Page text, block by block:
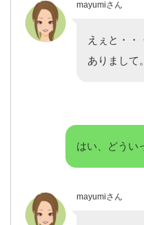
mayumiさん
えぇと・・
ありまして。
はい、どうい
mayumiさん